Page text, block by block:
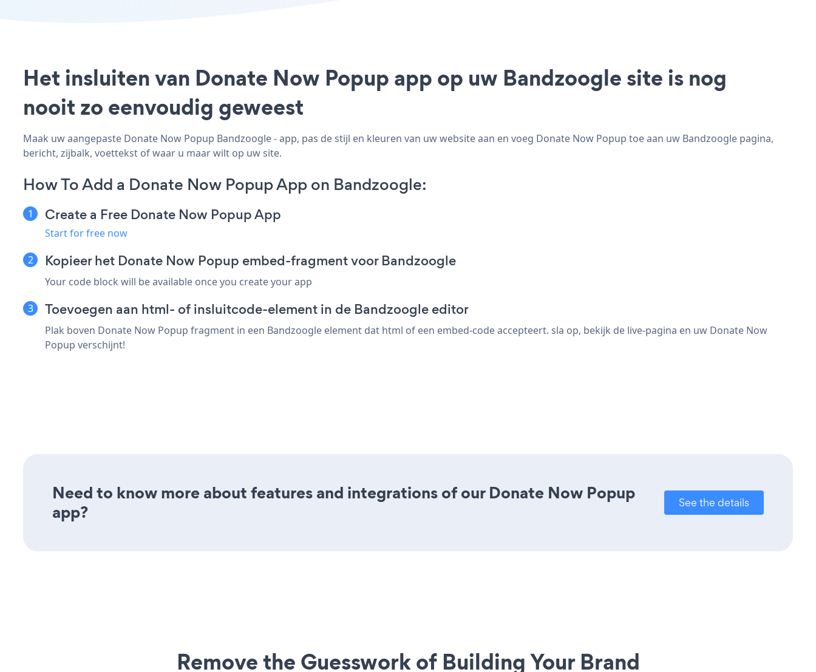
Het insluiten van Donate Now Popup app op uw Bandzoogle site is nog
nooit zo eenvoudig geweest
Maak uw aangepaste Donate Now Popup Bandzoogle - app, pas de stijl en kleuren van uw website aan en voeg Donate Now Popup toe aan uw Bandzoogle pagina,
bericht, zijbalk, voettekst of waar u maar wilt op uw site.
How To Add a Donate Now Popup App on Bandzoogle:
Create a Free Donate Now Popup App
Start for free now
Kopieer het Donate Now Popup embed-fragment voor Bandzoogle
Your code block will be available once you create your app
Toevoegen aan html- of insluitcode-element in de Bandzoogle editor
Plak boven Donate Now Popup fragment in een Bandzoogle element dat html of een embed-code accepteert. sla op, bekijk de live-pagina en uw Donate Now
Popup verschijnt!
Need to know more about features and integrations of our Donate Now Popup
app?
See the details
Remove the Guesswork of Building Your Brand